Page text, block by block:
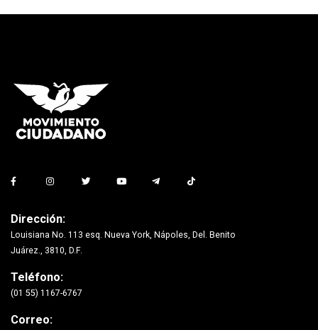
Dirección:
Louisiana No. 113 esq. Nueva York, Nápoles, Del. Benito
Juárez., 3810, D.F.
Teléfono:
(01 55) 1167-6767
Correo: